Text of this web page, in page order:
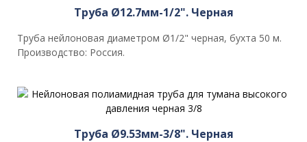
Труба Ø12.7мм-1/2". Черная
Труба нейлоновая диаметром Ø1/2" черная, бухта 50 м.
Производство: Россия.
Труба Ø9.53мм-3/8". Черная